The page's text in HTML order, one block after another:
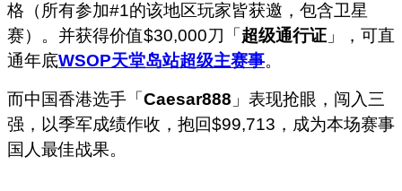
格（所有参加#1的该地区玩家皆获邀，包含卫星
赛）。并获得价值$30,000刀「 超级通行证 」，可直
通年底WSOP天堂岛站超级主赛事。
而中国香港选手「 Caesar888 」表现抢眼，闯入三
强，以季军成绩作收，抱回$99,713，成为本场赛事
国人最佳战果。